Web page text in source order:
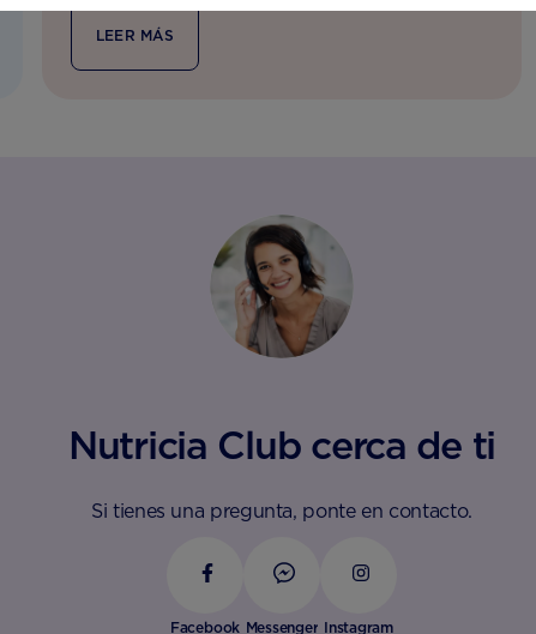
LEER MÁS
Nutricia Club cerca de ti
Si tienes una pregunta, ponte en contacto.
Facebook Messenger Instagram